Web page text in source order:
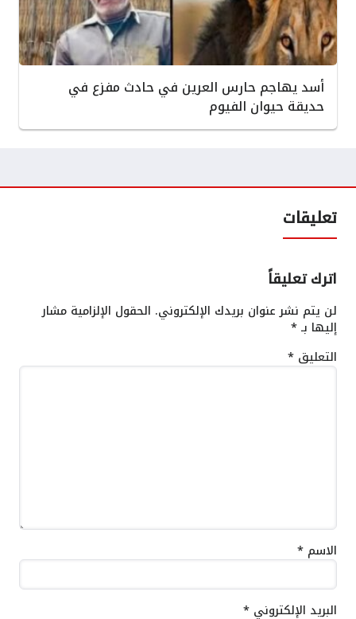
أسد يهاجم حارس العرين في حادث مفزع في
حديقة حيوان الفيوم
تعليقات
اترك تعليقاً
لن يتم نشر عنوان بريدك الإلكتروني. الحقول الإلزامية مشار
إليها بـ*
التعليق *
الاسم *
البريد الإلكتروني *